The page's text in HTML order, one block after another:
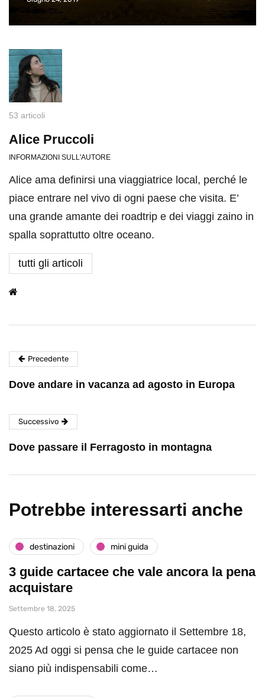
53 articoli
Alice Pruccoli
INFORMAZIONI SULL'AUTORE
Alice ama definirsi una viaggiatrice local, perché le
piace entrare nel vivo di ogni paese che visita. E’
una grande amante dei roadtrip e dei viaggi zaino in
spalla soprattutto oltre oceano.
tutti gli articoli
Precedente
Dove andare in vacanza ad agosto in Europa
Successivo
Dove passare il Ferragosto in montagna
Potrebbe interessarti anche
destinazioni mini guida
3 guide cartacee che vale ancora la pena
acquistare
Settembre 18, 2025
Questo articolo è stato aggiornato il Settembre 18,
2025 Ad oggi si pensa che le guide cartacee non
siano più indispensabili come…